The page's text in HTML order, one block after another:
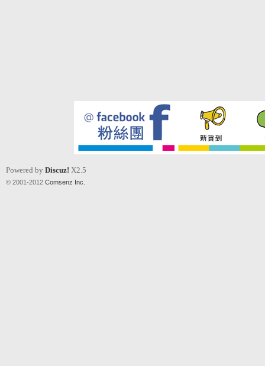
Powered by Discuz! X2.5
© 2001-2012 Comsenz Inc.